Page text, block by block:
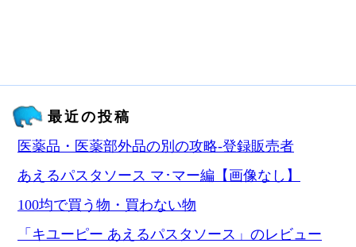
最近の投稿
医薬品・医薬部外品の別の攻略‐登録販売者
あえるパスタソース マ･マー編【画像なし】
100均で買う物・買わない物
「キユーピー あえるパスタソース」のレビュー